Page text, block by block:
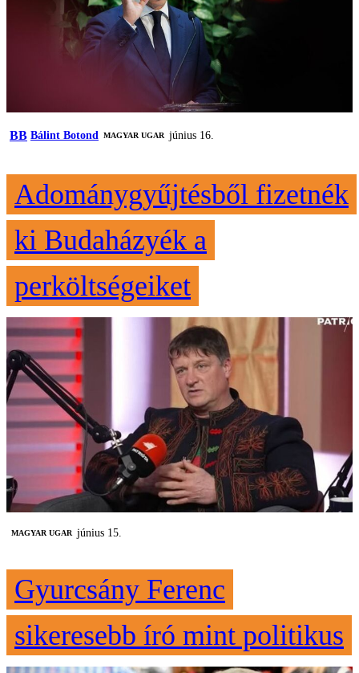
BB Bálint Botond MAGYAR UGAR június 16.
Adománygyűjtésből fizetnék
ki Budaházyék a
perköltségeiket
MAGYAR UGAR június 15.
Gyurcsány Ferenc
sikeresebb író mint politikus